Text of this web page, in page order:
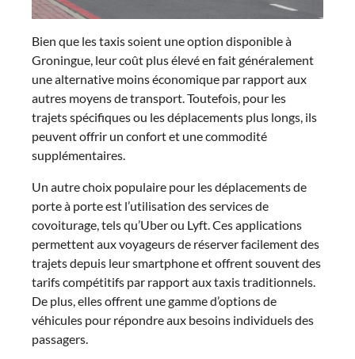
Bien que les taxis soient une option disponible à
Groningue, leur coût plus élevé en fait généralement
une alternative moins économique par rapport aux
autres moyens de transport. Toutefois, pour les
trajets spécifiques ou les déplacements plus longs, ils
peuvent offrir un confort et une commodité
supplémentaires.
Un autre choix populaire pour les déplacements de
porte à porte est l’utilisation des services de
covoiturage, tels qu’Uber ou Lyft. Ces applications
permettent aux voyageurs de réserver facilement des
trajets depuis leur smartphone et offrent souvent des
tarifs compétitifs par rapport aux taxis traditionnels.
De plus, elles offrent une gamme d’options de
véhicules pour répondre aux besoins individuels des
passagers.